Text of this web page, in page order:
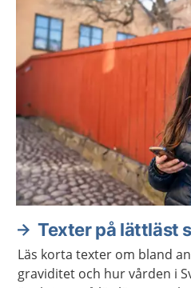
Aktuella artiklar
Texter på lättläst
Läs korta texter om bland
graviditet och hur vården i